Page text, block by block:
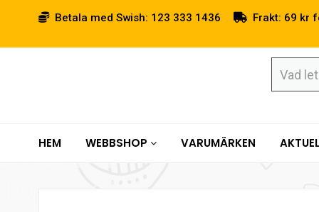
Betala med Swish: 123 333 1436 Frakt: 69 kr
HEM WEBBSHOP VARUMÄRKEN